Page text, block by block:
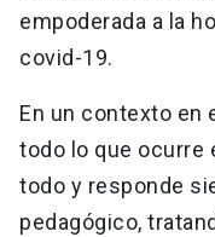
empoderada a la
covid-19.
En un contexto en
todo lo que ocurre
todo y responde
pedagógico,